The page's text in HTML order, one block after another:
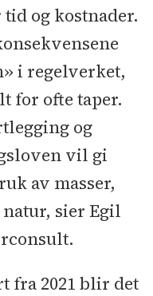
og kostnader.
i regelverket,
for ofte taper.
og
vil gi
av masser,
sier Egil
fra 2021 blir det